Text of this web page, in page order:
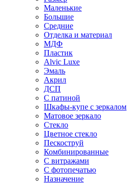
Маленькие
Большие
Средние
Отделка и материал
МДФ
Пластик
Alvic Luxe
Эмаль
Акрил
ДСП
С патиной
Шкафы-купе с зеркалом
Матовое зеркало
Стекло
Цветное стекло
Пескоструй
Комбинированные
С витражами
С фотопечатью
Назначение